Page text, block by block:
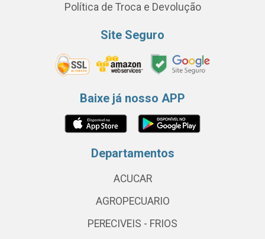
Política de Troca e Devolução
Site Seguro
Baixe já nosso APP
Departamentos
ACUCAR
AGROPECUARIO
PERECIVEIS - FRIOS